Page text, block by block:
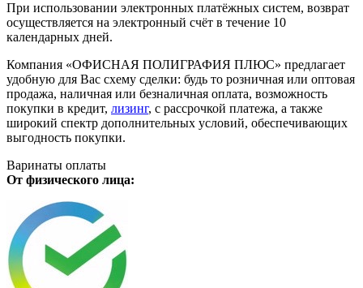
При использовании электронных платёжных систем, возврат
осуществляется на электронный счёт в течение 10
календарных дней.
Компания «ОФИСНАЯ ПОЛИГРАФИЯ ПЛЮС» предлагает
удобную для Вас схему сделки: будь то розничная или оптовая
продажа, наличная или безналичная оплата, возможность
покупки в кредит, лизинг, с рассрочкой платежа, а также
широкий спектр дополнительных условий, обеспечивающих
выгодность покупки.
Варинаты оплаты
От физического лица: